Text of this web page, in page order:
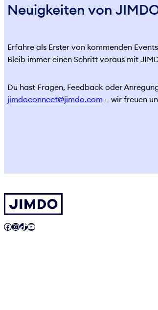
Neuigkeiten von
Erfahre als Erster von kommenden
Bleib immer einen Schritt voraus mit
Du hast Fragen, Feedback oder
jimdoconnect@jimdo.com – wir freuen
Facebook InstagramTikTok YouTube